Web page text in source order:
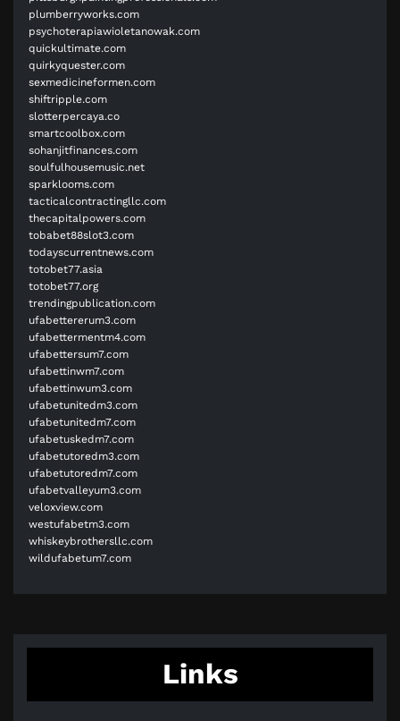
plumberryworks.com
psychoterapiawioletanowak.com
quickultimate.com
quirkyquester.com
sexmedicineformen.com
shiftripple.com
slotterpercaya.co
smartcoolbox.com
sohanjitfinances.com
soulfulhousemusic.net
sparklooms.com
tacticalcontractingllc.com
thecapitalpowers.com
tobabet88slot3.com
todayscurrentnews.com
totobet77.asia
totobet77.org
trendingpublication.com
ufabettererum3.com
ufabettermentm4.com
ufabettersum7.com
ufabettinwm7.com
ufabettinwum3.com
ufabetunitedm3.com
ufabetunitedm7.com
ufabetuskedm7.com
ufabetutoredm3.com
ufabetutoredm7.com
ufabetvalleyum3.com
veloxview.com
westufabetm3.com
whiskeybrothersllc.com
wildufabetum7.com
Links